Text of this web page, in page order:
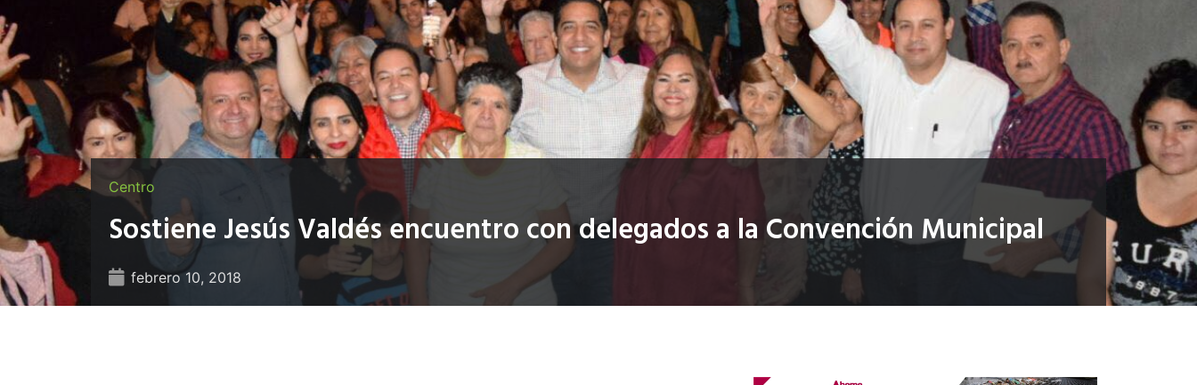
Centro
Sostiene Jesús Valdés encuentro con delegados a la Convención Municipal
febrero 10, 2018